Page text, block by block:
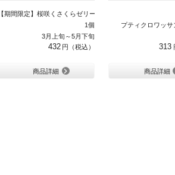
【期間限定】桜咲くさくらゼリー
1個
3月上旬～5月下旬
432
商品詳細
プティクロワッ
313
商品詳細